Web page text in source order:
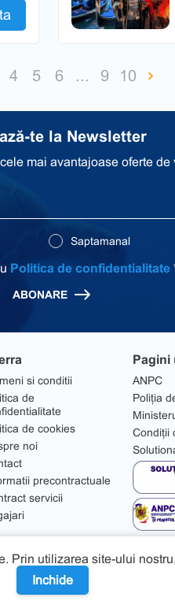
4 5 6 ... 9 10
te la Newsletter
mai avantajoase oferte de
Saptamanal
Politica de confidentialitate
ABONARE
si conditii
de
de cookies
noi
precontractuale
servicii
Pagini
ANPC
Poliția
Condiții
Prin utilizarea site-ului
Inchide